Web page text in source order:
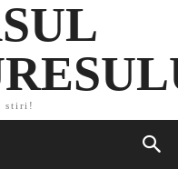
stiri!